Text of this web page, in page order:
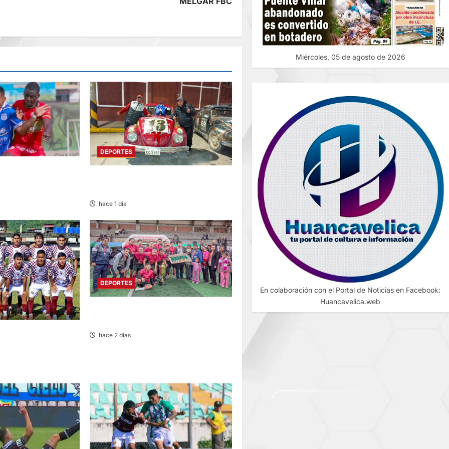
DEPORTES
hace 1 día
DEPORTES
hace 2 días
Miércoles, 05 de agosto de 2026
En colaboración con el Portal de Noticias en Facebook:
Huancavelica.web